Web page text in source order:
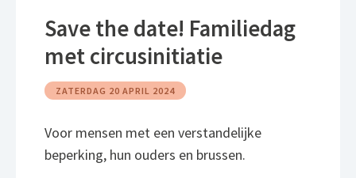
Save the date! Familiedag
met circusinitiatie
ZATERDAG 20 APRIL 2024
Voor mensen met een verstandelijke
beperking, hun ouders en brussen.